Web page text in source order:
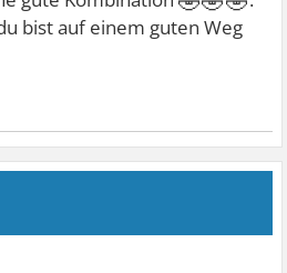
bist auf einem guten Weg